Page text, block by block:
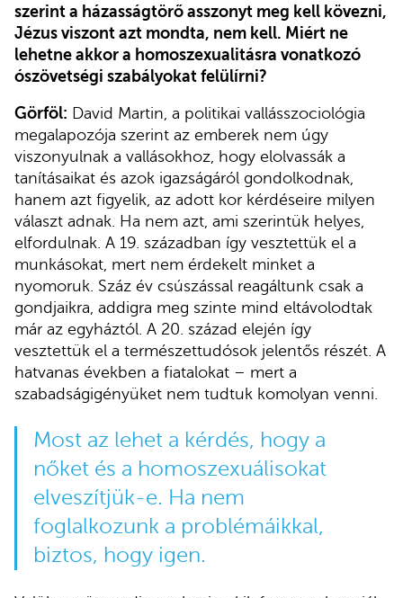
szerint a házasságtörő asszonyt meg kell kövezni,
Jézus viszont azt mondta, nem kell. Miért ne
lehetne akkor a homoszexualitásra vonatkozó
ószövetségi szabályokat felülírni?
Görföl: David Martin, a politikai vallásszociológia
megalapozója szerint az emberek nem úgy
viszonyulnak a vallásokhoz, hogy elolvassák a
tanításaikat és azok igazságáról gondolkodnak,
hanem azt figyelik, az adott kor kérdéseire milyen
választ adnak. Ha nem azt, ami szerintük helyes,
elfordulnak. A 19. században így vesztettük el a
munkásokat, mert nem érdekelt minket a
nyomoruk. Száz év csúszással reagáltunk csak a
gondjaikra, addigra meg szinte mind eltávolodtak
már az egyháztól. A 20. század elején így
vesztettük el a természettudósok jelentős részét. A
hatvanas években a fiatalokat – mert a
szabadságigényüket nem tudtuk komolyan venni.
Most az lehet a kérdés, hogy a
nőket és a homoszexuálisokat
elveszítjük-e. Ha nem
foglalkozunk a problémáikkal,
biztos, hogy igen.